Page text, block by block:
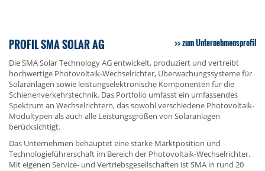
PROFIL SMA SOLAR AG zum Unternehmensprofil
Die SMA Solar Technology AG entwickelt, produziert und vertreibt
hochwertige Photovoltaik-Wechselrichter, Überwachungssysteme für
Solaranlagen sowie leistungselektronische Komponenten für die
Schienenverkehrstechnik. Das Portfolio umfasst ein umfassendes
Spektrum an Wechselrichtern, das sowohl verschiedene Photovoltaik-
Modultypen als auch alle Leistungsgrößen von Solaranlagen
berücksichtigt.
Das Unternehmen behauptet eine starke Marktposition und
Technologieführerschaft im Bereich der Photovoltaik-Wechselrichter.
Mit eigenen Service- und Vertriebsgesellschaften ist SMA in rund 20